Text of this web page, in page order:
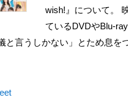
wish!』について。
ているDVDやBlu-
と言うしかない」とため息を